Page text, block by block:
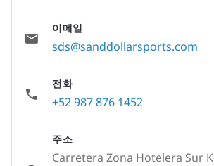
이메일
sds@sanddollarsports.com
전화
+52 987 876 1452
주소
Carretera Zona Hotelera Sur